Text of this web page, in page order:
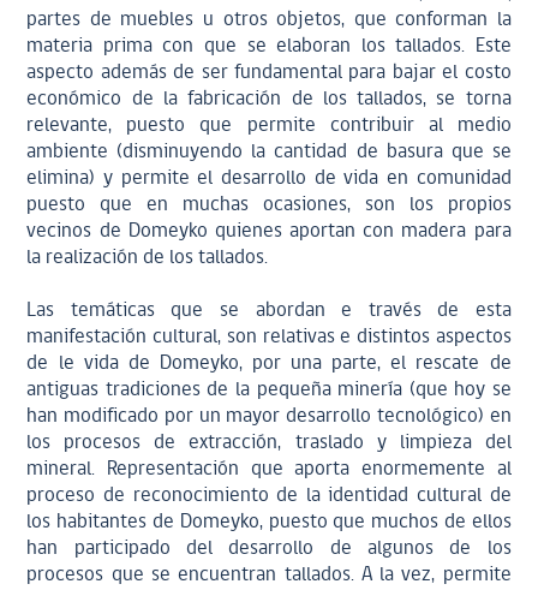
partes de muebles u otros objetos, que conforman la
materia prima con que se elaboran los tallados. Este
aspecto además de ser fundamental para bajar el costo
económico de la fabricación de los tallados, se torna
relevante, puesto que permite contribuir al medio
ambiente (disminuyendo la cantidad de basura que se
elimina) y permite el desarrollo de vida en comunidad
puesto que en muchas ocasiones, son los propios
vecinos de Domeyko quienes aportan con madera para
la realización de los tallados.
Las temáticas que se abordan e través de esta
manifestación cultural, son relativas e distintos aspectos
de le vida de Domeyko, por una parte, el rescate de
antiguas tradiciones de la pequeña minería (que hoy se
han modificado por un mayor desarrollo tecnológico) en
los procesos de extracción, traslado y limpieza del
mineral. Representación que aporta enormemente al
proceso de reconocimiento de la identidad cultural de
los habitantes de Domeyko, puesto que muchos de ellos
han participado del desarrollo de algunos de los
procesos que se encuentran tallados. A la vez, permite